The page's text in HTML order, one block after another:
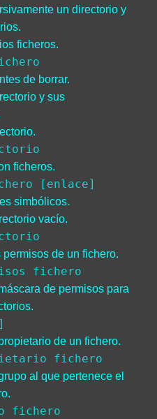
un directorio y
ficheros.
de borrar.
y sus
ficheros.
[enlace]
simbólicos.
vacío.
de un fichero.
fichero
de permisos para
de un fichero.
fichero
al que pertenece el
fichero